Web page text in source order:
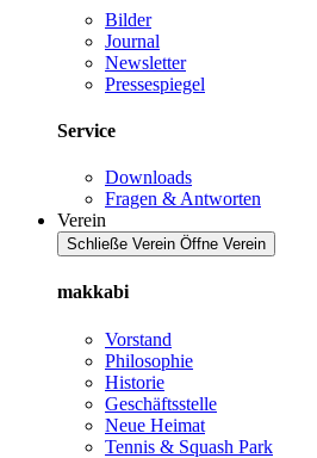
Bilder
Journal
Newsletter
Pressespiegel
Service
Downloads
Fragen & Antworten
Verein
Schließe Verein Öffne Verein
makkabi
Vorstand
Philosophie
Historie
Geschäftsstelle
Neue Heimat
Tennis & Squash Park